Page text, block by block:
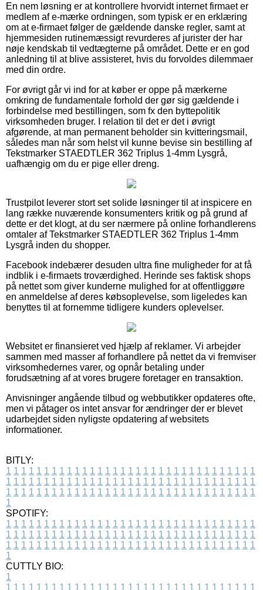
En nem løsning er at kontrollere hvorvidt internet firmaet er
medlem af e-mærke ordningen, som typisk er en erklæring
om at e-firmaet følger de gældende danske regler, samt at
hjemmesiden rutinemæssigt revurderes af jurister der har
nøje kendskab til vedtægterne på området. Dette er en god
anledning til at blive assisteret, hvis du forvoldes dilemmaer
med din ordre.
For øvrigt går vi ind for at køber er oppe på mærkerne
omkring de fundamentale forhold der gør sig gældende i
forbindelse med bestillingen, som fx den byttepolitik
virksomheden bruger. I relation til det er det i øvrigt
afgørende, at man permanent beholder sin kvitteringsmail,
således man når som helst vil kunne bevise sin bestilling af
Tekstmarker STAEDTLER 362 Triplus 1-4mm Lysgrå,
uafhængig om du er pige eller dreng.
Trustpilot leverer stort set solide løsninger til at inspicere en
lang række nuværende konsumenters kritik og på grund af
dette er det klogt, at du ser nærmere på online forhandlerens
omtaler af Tekstmarker STAEDTLER 362 Triplus 1-4mm
Lysgrå inden du shopper.
Facebook indebærer desuden ultra fine muligheder for at få
indblik i e-firmaets troværdighed. Herinde ses faktisk shops
på nettet som giver kunderne mulighed for at offentliggøre
en anmeldelse af deres købsoplevelse, som ligeledes kan
benyttes til at fornemme tidligere kunders oplevelser.
Websitet er finansieret ved hjælp af reklamer. Vi arbejder
sammen med masser af forhandlere på nettet da vi fremviser
virksomhedernes varer, og opnår betaling under
forudsætning af at vores brugere foretager en transaktion.
Anvisninger angående tilbud og webbutikker opdateres ofte,
men vi påtager os intet ansvar for ændringer der er blevet
udarbejdet siden nyligste opdatering af websitets
informationer.
BITLY:
1 1 1 1 1 1 1 1 1 1 1 1 1 1 1 1 1 1 1 1 1 1 1 1 1 1 1 1 1 1 1 1 1
1 1 1 1 1 1 1 1 1 1 1 1 1 1 1 1 1 1 1 1 1 1 1 1 1 1 1 1 1 1 1 1 1
1 1 1 1 1 1 1 1 1 1 1 1 1 1 1 1 1 1 1 1 1 1 1 1 1 1 1 1 1 1 1 1 1
1
SPOTIFY:
1 1 1 1 1 1 1 1 1 1 1 1 1 1 1 1 1 1 1 1 1 1 1 1 1 1 1 1 1 1 1 1 1
1 1 1 1 1 1 1 1 1 1 1 1 1 1 1 1 1 1 1 1 1 1 1 1 1 1 1 1 1 1 1 1 1
1 1 1 1 1 1 1 1 1 1 1 1 1 1 1 1 1 1 1 1 1 1 1 1 1 1 1 1 1 1 1 1 1
1
CUTTLY BIO:
1
1 1 1 1 1 1 1 1 1 1 1 1 1 1 1 1 1 1 1 1 1 1 1 1 1 1 1 1 1 1 1 1 1